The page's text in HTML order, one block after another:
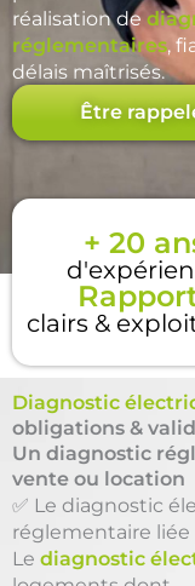
réalisation de
réglementaires,
délais maîtrisés.
Être
+ 20
clairs &
Diagnostic
obligations &
Un diagnostic
vente ou location
✅ Le diagnostic
réglementaire liée
Le diagnostic